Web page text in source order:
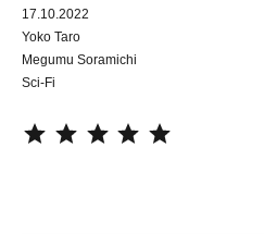
17.10.2022
Yoko Taro
Megumu Soramichi
Sci-Fi